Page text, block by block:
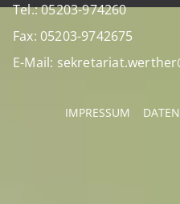
Tel.: 05203-974260
Fax: 05203-9742675
E-Mail:
IMPRESSUM